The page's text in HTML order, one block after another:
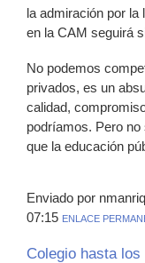
la admiración por la
en la CAM seguirá
No podemos
privados, es un
calidad,
podríamos. Pero no
que la educación
Enviado por
07:15 ENLACE
Colegio hasta los